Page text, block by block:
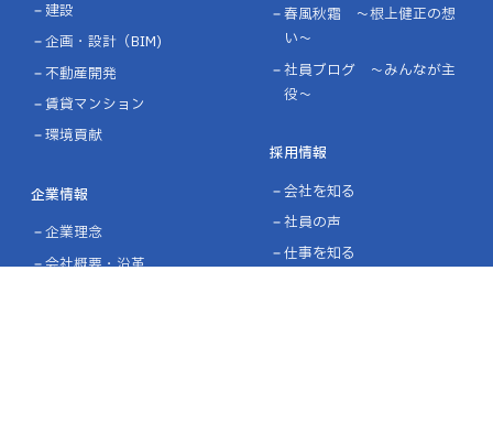
建設
企画・設計（BIM)
不動産開発
賃貸マンション
環境貢献
企業情報
企業理念
会社概要・沿革
春風秋霜 ～根上健正の想
い～
社員ブログ ～みんなが主
役～
採用情報
会社を知る
社員の声
仕事を知る